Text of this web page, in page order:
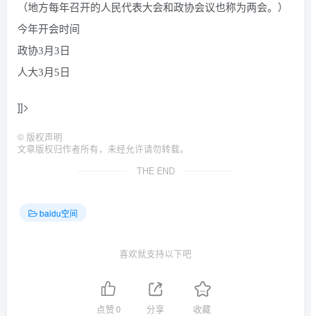
（地方每年召开的人民代表大会和政协会议也称为两会。）
今年开会时间
政协3月3日
人大3月5日
]]>
© 版权声明
文章版权归作者所有，未经允许请勿转载。
THE END
baidu空间
喜欢就支持以下吧
点赞0 分享 收藏